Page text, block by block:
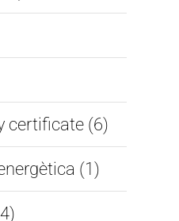
certificate (6)
(1)